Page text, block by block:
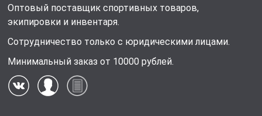
Оптовый поставщик спортивных товаров,
экипировки и инвентаря.
Сотрудничество только с юридическими лицами.
Минимальный заказ от 10000 рублей.